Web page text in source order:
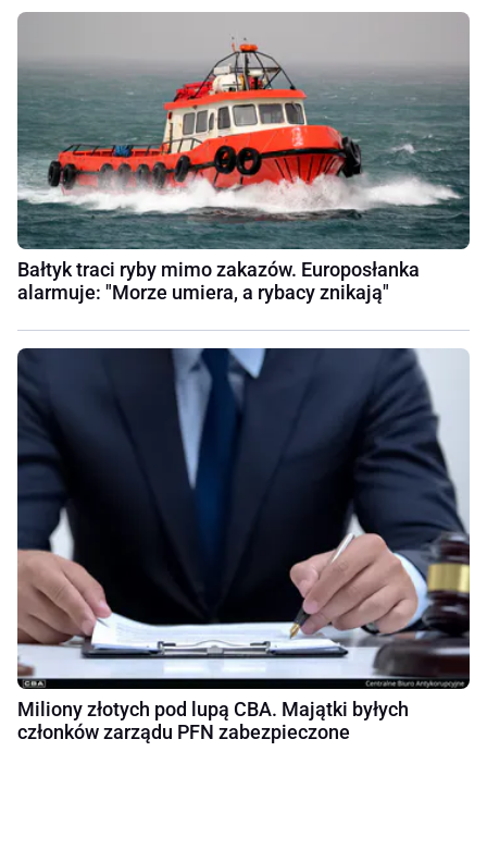
Bałtyk traci ryby mimo zakazów. Europosłanka
alarmuje: "Morze umiera, a rybacy znikają"
Miliony złotych pod lupą CBA. Majątki byłych
członków zarządu PFN zabezpieczone